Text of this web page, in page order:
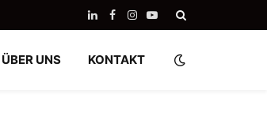
LinkedIn
Facebook
Instagram
YouTube
ÜBER UNS KONTAKT